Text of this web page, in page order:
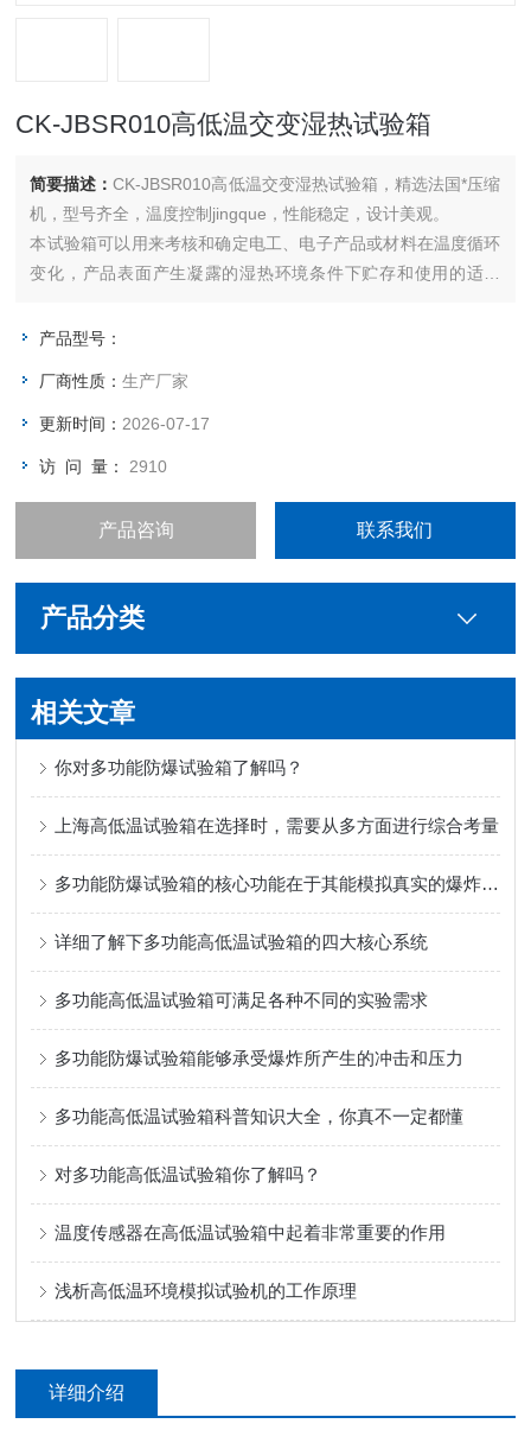
CK-JBSR010高低温交变湿热试验箱
简要描述：CK-JBSR010高低温交变湿热试验箱，精选法国*压缩
机，型号齐全，温度控制jingque，性能稳定，设计美观。
本试验箱可以用来考核和确定电工、电子产品或材料在温度循环
变化，产品表面产生凝露的湿热环境条件下贮存和使用的适应
产品型号：
厂商性质：生产厂家
更新时间： 2026-07-17
访 问 量： 2910
产品咨询 联系我们
产品分类
相关文章
你对多功能防爆试验箱了解吗？
上海高低温试验箱在选择时，需要从多方面进行综合考量
多功能防爆试验箱的核心功能在于其能模拟真实的爆炸场景
详细了解下多功能高低温试验箱的四大核心系统
多功能高低温试验箱可满足各种不同的实验需求
多功能防爆试验箱能够承受爆炸所产生的冲击和压力
多功能高低温试验箱科普知识大全，你真不一定都懂
对多功能高低温试验箱你了解吗？
温度传感器在高低温试验箱中起着非常重要的作用
浅析高低温环境模拟试验机的工作原理
详细介绍